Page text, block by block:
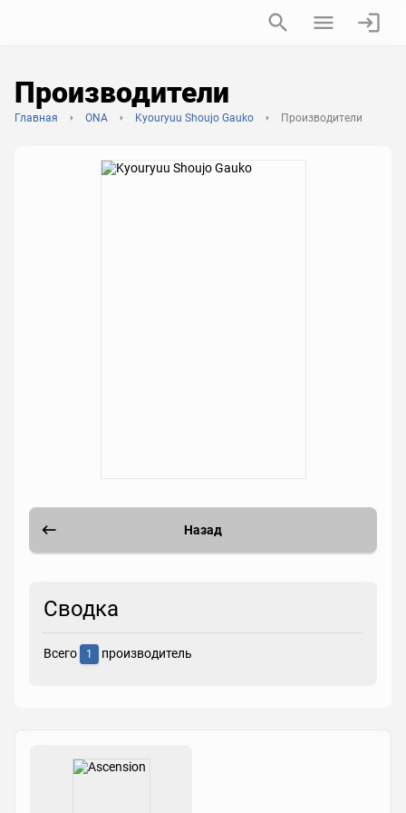
Производители
Главная ONA Kyouryuu Shoujo Gauko Производители
Назад
Сводка
Всего 1 производитель